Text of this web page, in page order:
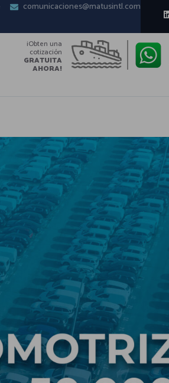
comunicaciones@matusintl.com
¡Obten una
cotización
GRATUITA
AHORA!